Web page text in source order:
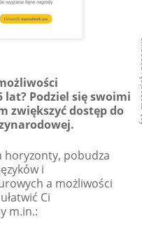
lat? Podziel się swoimi
zwiększyć dostęp do
fot.
horyzonty, pobudza
i
a możliwości
Ci
m.in.: